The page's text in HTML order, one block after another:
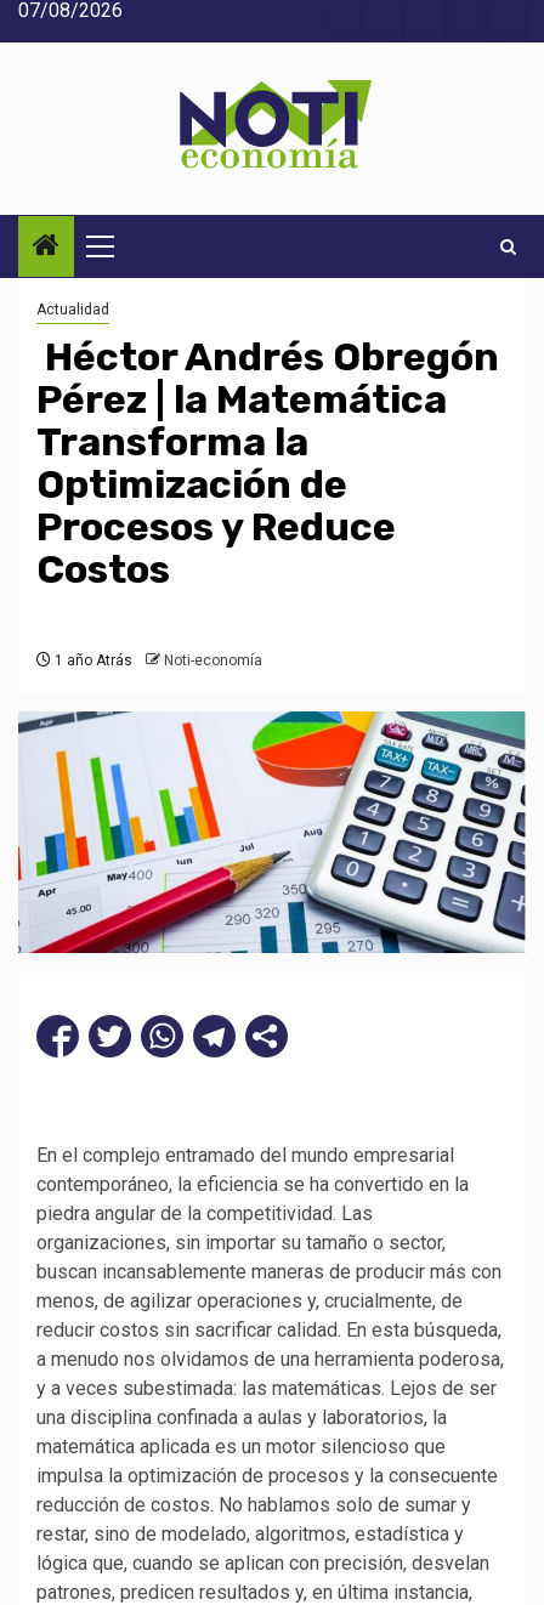
Saltar
al
07/08/2026
Noti-
economía
Menú
principal
Actualidad
Héctor Andrés Obregón
Pérez | la Matemática
Transforma la
Optimización de
Procesos y Reduce
Costos
1 año Atrás Noti-economía
En el complejo entramado del mundo empresarial
contemporáneo, la eficiencia se ha convertido en la
piedra angular de la competitividad. Las
organizaciones, sin importar su tamaño o sector,
buscan incansablemente maneras de producir más con
menos, de agilizar operaciones y, crucialmente, de
reducir costos sin sacrificar calidad. En esta búsqueda,
a menudo nos olvidamos de una herramienta poderosa,
y a veces subestimada: las matemáticas. Lejos de ser
una disciplina confinada a aulas y laboratorios, la
matemática aplicada es un motor silencioso que
impulsa la optimización de procesos y la consecuente
reducción de costos. No hablamos solo de sumar y
restar, sino de modelado, algoritmos, estadística y
lógica que, cuando se aplican con precisión, desvelan
patrones, predicen resultados y, en última instancia,